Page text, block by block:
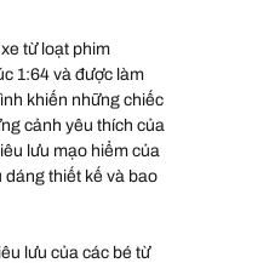
từ loạt phim
1:64 và được làm
khiến những chiếc
cảnh yêu thích của
lưu mạo hiểm của
dáng thiết kế và bao
lưu của các bé từ